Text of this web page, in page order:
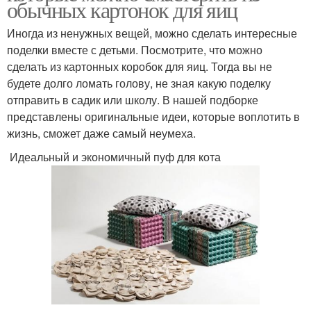
обычных картонок для яиц
Иногда из ненужных вещей, можно сделать интересные
поделки вместе с детьми. Посмотрите, что можно
сделать из картонных коробок для яиц. Тогда вы не
будете долго ломать голову, не зная какую поделку
отправить в садик или школу. В нашей подборке
представлены оригинальные идеи, которые воплотить в
жизнь, сможет даже самый неумеха.
Идеальный и экономичный пуф для кота